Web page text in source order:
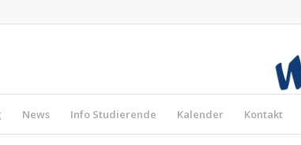
News Info Studierende Kalender Kontakt